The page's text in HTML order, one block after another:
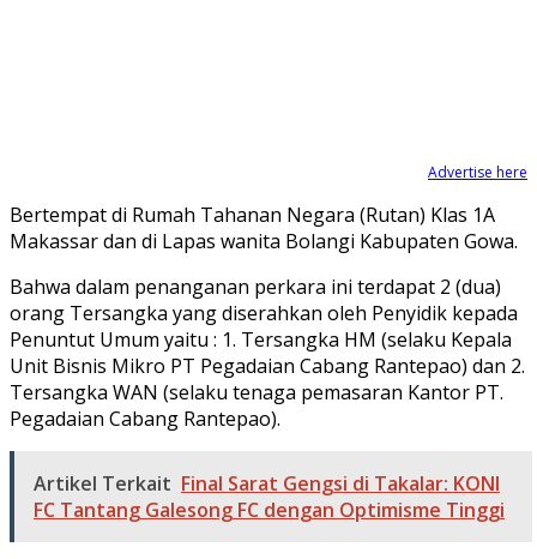
Advertise here
Bertempat di Rumah Tahanan Negara (Rutan) Klas 1A
Makassar dan di Lapas wanita Bolangi Kabupaten Gowa.
Bahwa dalam penanganan perkara ini terdapat 2 (dua)
orang Tersangka yang diserahkan oleh Penyidik kepada
Penuntut Umum yaitu : 1. Tersangka HM (selaku Kepala
Unit Bisnis Mikro PT Pegadaian Cabang Rantepao) dan 2.
Tersangka WAN (selaku tenaga pemasaran Kantor PT.
Pegadaian Cabang Rantepao).
Artikel Terkait Final Sarat Gengsi di Takalar: KONI
FC Tantang Galesong FC dengan Optimisme Tinggi